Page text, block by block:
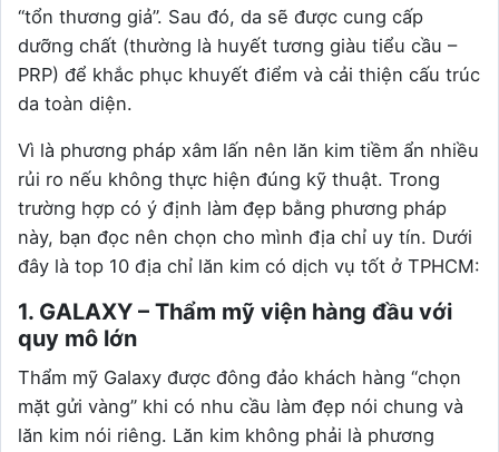
“tổn thương giả”. Sau đó, da sẽ được cung cấp
dưỡng chất (thường là huyết tương giàu tiểu cầu –
PRP) để khắc phục khuyết điểm và cải thiện cấu trúc
da toàn diện.
Vì là phương pháp xâm lấn nên lăn kim tiềm ẩn nhiều
rủi ro nếu không thực hiện đúng kỹ thuật. Trong
trường hợp có ý định làm đẹp bằng phương pháp
này, bạn đọc nên chọn cho mình địa chỉ uy tín. Dưới
đây là top 10 địa chỉ lăn kim có dịch vụ tốt ở TPHCM:
1. GALAXY – Thẩm mỹ viện hàng đầu với
quy mô lớn
Thẩm mỹ Galaxy được đông đảo khách hàng “chọn
mặt gửi vàng” khi có nhu cầu làm đẹp nói chung và
lăn kim nói riêng. Lăn kim không phải là phương